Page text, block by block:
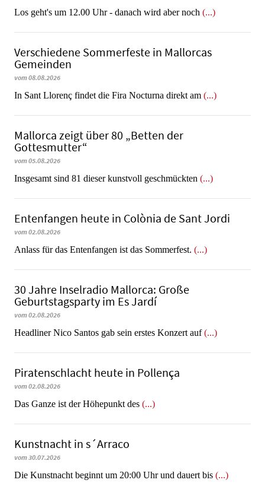
Los geht's um 12.00 Uhr - danach wird aber noch (...)
Verschiedene Sommerfeste in Mallorcas
Gemeinden
vom 08.08.2026
In Sant Llorenç findet die Fira Nocturna direkt am (...)
Mallorca zeigt über 80 „Betten der
Gottesmutter“
vom 05.08.2026
Insgesamt sind 81 dieser kunstvoll geschmückten (...)
Entenfangen heute in Colònia de Sant Jordi
vom 02.08.2026
Anlass für das Entenfangen ist das Sommerfest. (...)
30 Jahre Inselradio Mallorca: Große
Geburtstagsparty im Es Jardí
vom 02.08.2026
Headliner Nico Santos gab sein erstes Konzert auf(...)
Piratenschlacht heute in Po­llen­ça
vom 02.08.2026
​​​​​​​Das Ganze ist der Höhepunkt des (...)
Kunstnacht in s´Arraco
vom 30.07.2026
Die Kunstnacht beginnt um 20:00 Uhr und dauert bis (...)